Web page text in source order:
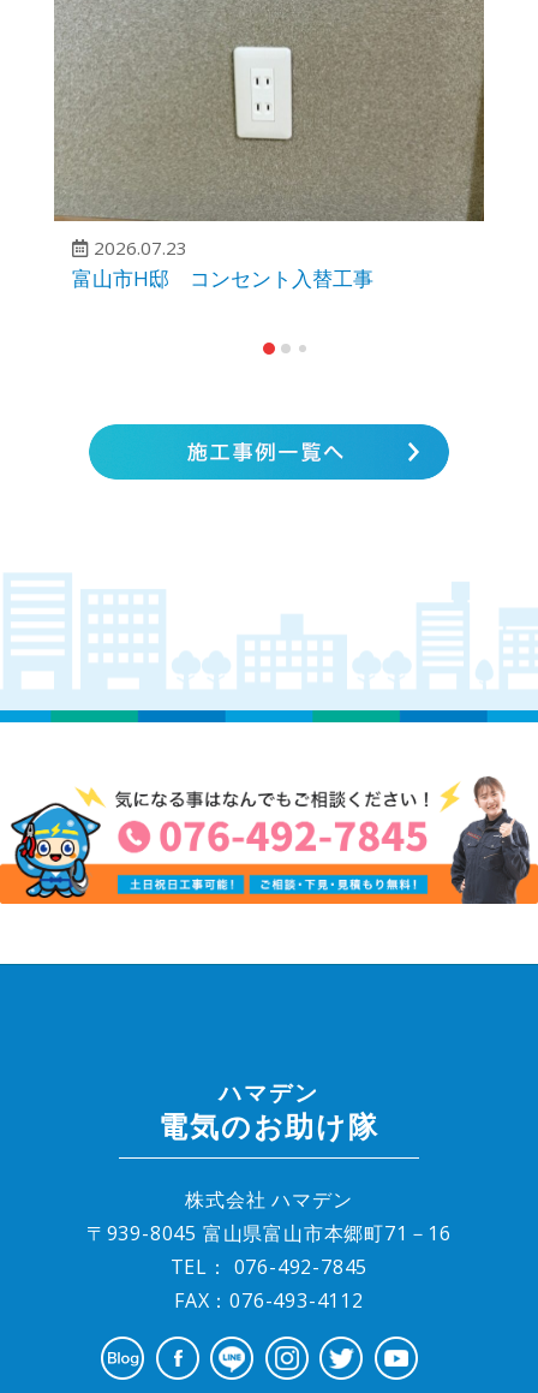
2026.07.23
富山市H邸 コンセント入替工事
ハマデン
電気のお助け隊
株式会社 ハマデン
〒939-8045 富山県富山市本郷町71－16
TEL： 076-492-7845
FAX：076-493-4112